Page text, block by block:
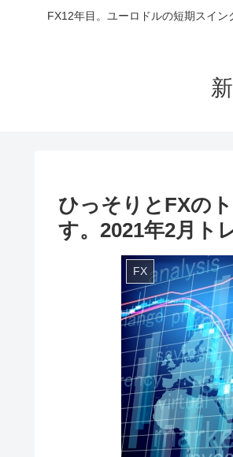
FX12年目。ユーロドルの短期スイ
ひっそりとFXの
す。2021年2月ト
FX